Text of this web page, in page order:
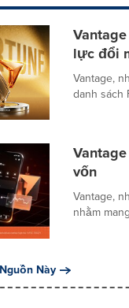
lực đổi
Vantage,
danh sách
vốn
Vantage,
nhằm
Này